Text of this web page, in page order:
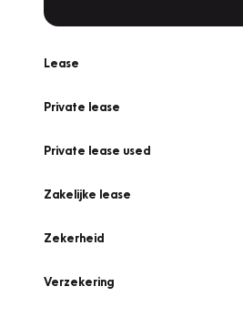
Lease
Private lease
Private lease used
Zakelijke lease
Zekerheid
Verzekering